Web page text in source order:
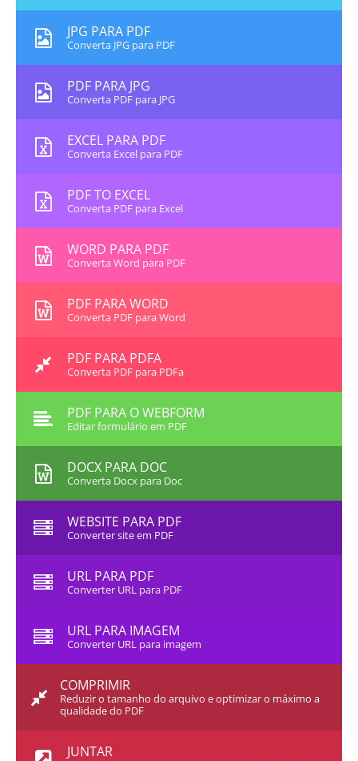
JPG PARA PDF
Converta JPG para PDF
PDF PARA JPG
Converta PDF para JPG
EXCEL PARA PDF
Converta Excel para PDF
PDF TO EXCEL
Converta PDF para Excel
WORD PARA PDF
Converta Word para PDF
PDF PARA WORD
Converta PDF para Word
PDF PARA PDFA
Converta PDF para PDFa
PDF PARA O WEBFORM
Editar formulário em PDF
DOCX PARA DOC
Converta Docx para Doc
WEBSITE PARA PDF
Converter site em PDF
URL PARA PDF
Converter URL para PDF
URL PARA IMAGEM
Converter URL para imagem
COMPRIMIR
Reduzir o tamanho do arquivo e optimizar o máximo a
qualidade do PDF
JUNTAR